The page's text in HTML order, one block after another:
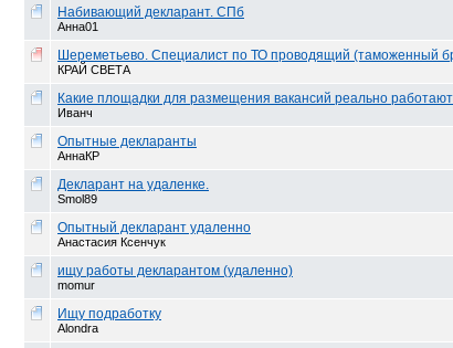
Набивающий декларант. СПб
Анна01
Шереметьево. Специалист по ТО проводящий (таможенный
КРАЙ СВЕТА
Какие площадки для размещения вакансий реально
Иванч
Опытные декларанты
АннаКР
Декларант на удаленке.
Smol89
Опытный декларант удаленно
Анастасия Ксенчук
ищу работы декларантом (удаленно)
momur
Ищу подработку
Alondra